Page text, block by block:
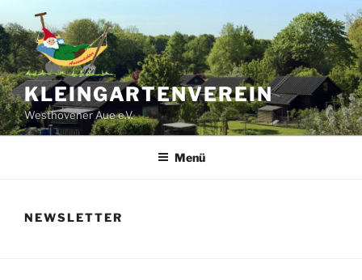
Inhalt
springen
KLEINGARTENVEREIN
Westhovener Aue e.V.
Menü
NEWSLETTER